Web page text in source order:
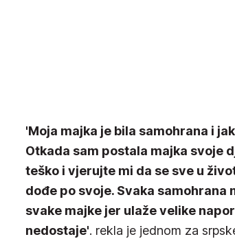
'Moja majka je bila samohrana i
Otkada sam postala majka svoje
teško i vjerujte mi da se sve u
dođe po svoje. Svaka samohrana
svake majke jer ulaže velike
nedostaje'. rekla je jednom za